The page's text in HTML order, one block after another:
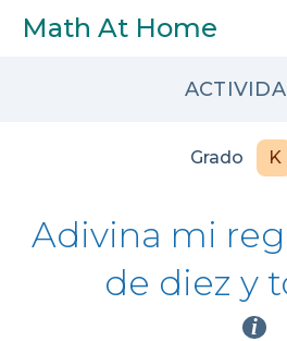
Skip to main content
Math At Home
Grado K
Adivina mi
de diez y
i